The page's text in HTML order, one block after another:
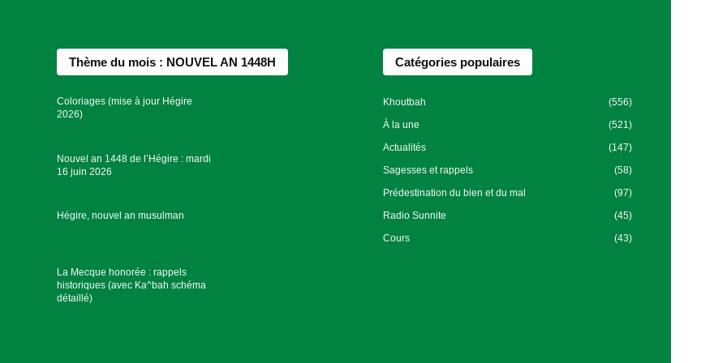
Thème du mois : NOUVEL AN 1448H
Coloriages (mise à jour Hégire
2026)
Nouvel an 1448 de l’Hégire : mardi
16 juin 2026
Hégire, nouvel an musulman
La Mecque honorée : rappels
historiques (avec Ka^bah schéma
détaillé)
Catégories populaires
Khoutbah
(556)
À la une
(521)
Actualités
(147)
Sagesses et rappels
(58)
Prédestination du bien et du mal
(97)
Radio Sunnite
(45)
Cours
(43)